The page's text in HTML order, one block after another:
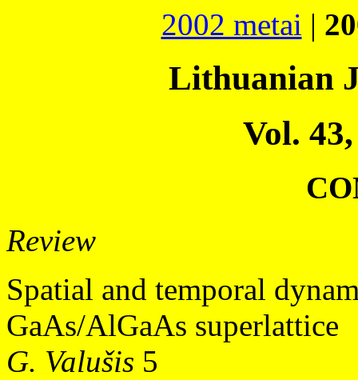
2002 metai |
Lithuanian
Vol.
Review
Spatial and temporal
GaAs/AlGaAs superlattice
G. Valušis 5